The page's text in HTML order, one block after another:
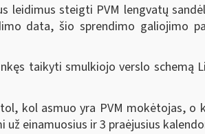
leidimus steigti PVM lengvatų
data, šio sprendimo galiojimo
taikyti smulkiojo verslo schemą
kol asmuo yra PVM mokėtojas, o
einamuosius ir 3 praėjusius